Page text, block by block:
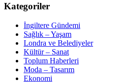
Kategoriler
İngiltere Gündemi
Sağlık – Yaşam
Londra ve Belediyeler
Kültür – Sanat
Toplum Haberleri
Moda – Tasarım
Ekonomi